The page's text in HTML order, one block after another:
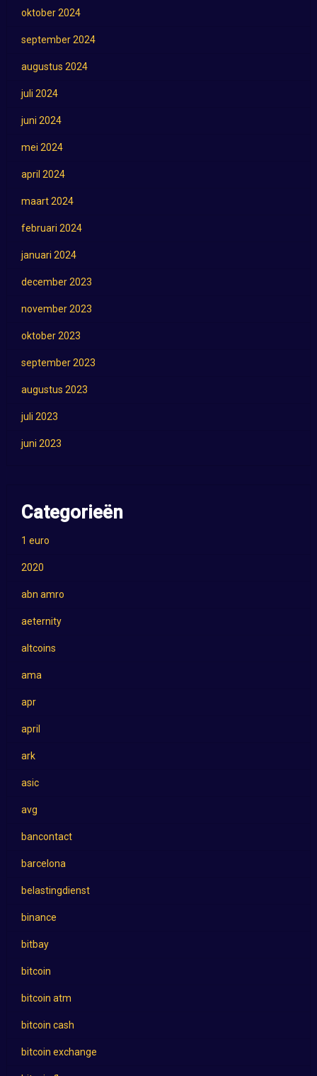
oktober 2024
september 2024
augustus 2024
juli 2024
juni 2024
mei 2024
april 2024
maart 2024
februari 2024
januari 2024
december 2023
november 2023
oktober 2023
september 2023
augustus 2023
juli 2023
juni 2023
Categorieën
1 euro
2020
abn amro
aeternity
altcoins
ama
apr
april
ark
asic
avg
bancontact
barcelona
belastingdienst
binance
bitbay
bitcoin
bitcoin atm
bitcoin cash
bitcoin exchange